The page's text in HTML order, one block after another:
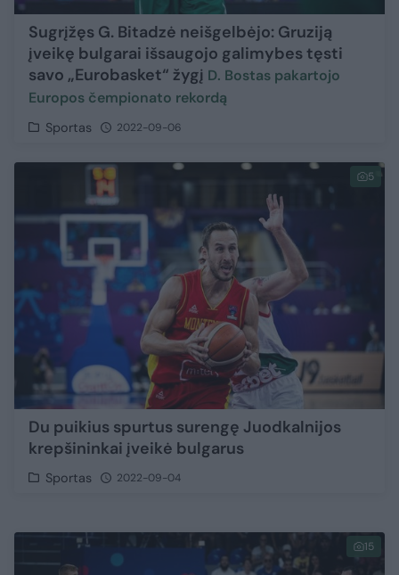
Sugrįžęs G. Bitadzė neišgelbėjo: Gruziją
įveikę bulgarai išsaugojo galimybes tęsti
savo „Eurobasket“ žygį D. Bostas pakartojo
Europos čempionato rekordą
Sportas 2022-09-06
5
Du puikius spurtus surengę Juodkalnijos
krepšininkai įveikė bulgarus
Sportas 2022-09-04
15